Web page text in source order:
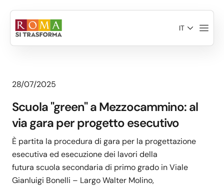
IT
28/07/2025
Scuola "green" a Mezzocammino: al
via gara per progetto esecutivo
È partita la procedura di gara per la progettazione
esecutiva ed esecuzione dei lavori della
futura scuola secondaria di primo grado in Viale
Gianluigi Bonelli – Largo Walter Molino,